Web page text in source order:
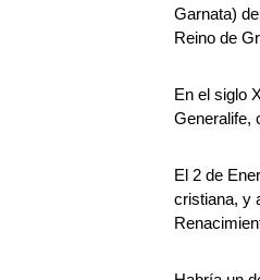
Garnata)
Reino de
En el siglo
Generalife,
El 2 de
cristiana, y